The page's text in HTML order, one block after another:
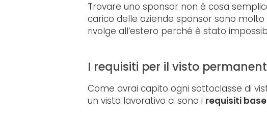
Trovare uno sponsor non è cosa
carico delle aziende sponsor sono
rivolge all’estero perché è stato
I requisiti per il visto
Come avrai capito ogni sottoclasse di
un visto lavorativo ci sono i requisiti base